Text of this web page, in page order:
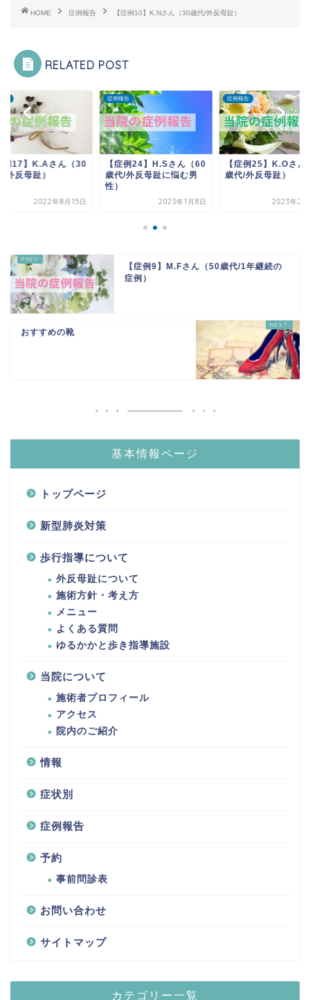
HOME 症例報告 【症例10】K.Nさん（30歳代/外反母趾）
RELATED POST
例17】K.Aさん（30
/外反母趾）
2022年8月15日
症例報告
【症例24】H.Sさん（60
歳代/外反母趾に悩む男
性）
2023年1月8日
症例報告
【症例25】K.Oさん
歳代/外反母趾）
2023年2
【症例9】M.Fさん（50歳代/1年継続の
症例）
おすすめの靴
基本情報ページ
トップページ
新型肺炎対策
歩行指導について
外反母趾について
施術方針・考え方
メニュー
よくある質問
ゆるかかと歩き指導施設
当院について
施術者プロフィール
アクセス
院内のご紹介
情報
症状別
症例報告
予約
事前問診表
お問い合わせ
サイトマップ
カテゴリー一覧